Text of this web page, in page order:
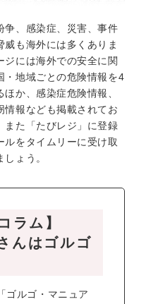
争、感染症、災害、事件
も海外には多くありま
ジには海外での安全に関
・地域ごとの危険情報を4
か、感染症危険情報、
情報なども掲載されてお
また「たびレジ」に登録
をタイムリーに受け取
ょう。
ラム】
んはゴルゴ
ゴルゴ・マニュア